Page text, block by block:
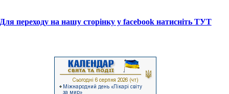
Для переходу на нашу сторінку у facebook натисніть ТУТ